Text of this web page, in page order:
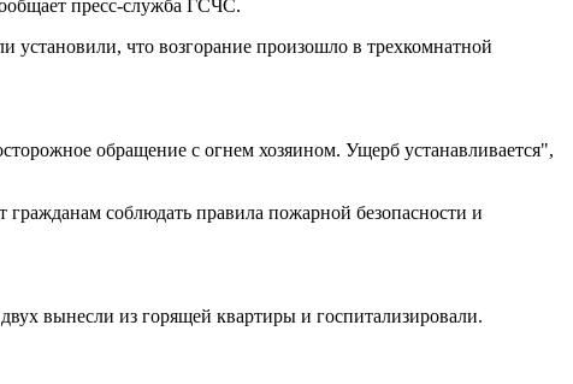
пресс-служба ГСЧС.
что возгорание произошло в трехкомнатной
обращение с огнем хозяином. Ущерб устанавливается",
соблюдать правила пожарной безопасности и
вынесли из горящей квартиры и госпитализировали.